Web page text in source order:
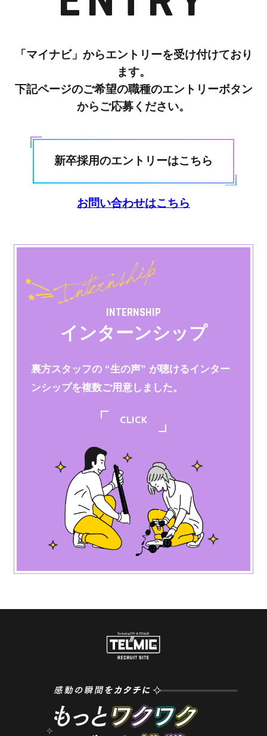
「マイナビ」からエントリーを受け付けており
ます。
下記ページのご希望の職種のエントリーボタン
からご応募ください。
新卒採用のエントリーはこちら
お問い合わせはこちら
INTERNSHIP
インターンシップ
裏方スタッフの “生の声” が聴けるインター
ンシップを複数ご用意しました。
CLICK